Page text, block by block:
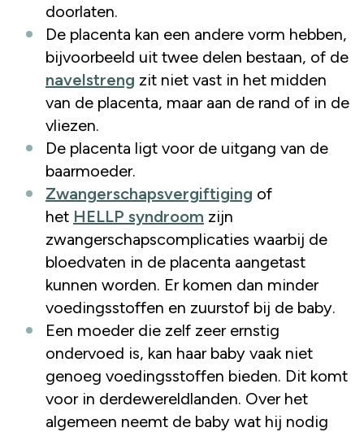
doorlaten.
De placenta kan een andere vorm hebben,
bijvoorbeeld uit twee delen bestaan, of de
navelstreng zit niet vast in het midden
van de placenta, maar aan de rand of in de
vliezen.
De placenta ligt voor de uitgang van de
baarmoeder.
Zwangerschapsvergiftiging of
het HELLP syndroom zijn
zwangerschapscomplicaties waarbij de
bloedvaten in de placenta aangetast
kunnen worden. Er komen dan minder
voedingsstoffen en zuurstof bij de baby.
Een moeder die zelf zeer ernstig
ondervoed is, kan haar baby vaak niet
genoeg voedingsstoffen bieden. Dit komt
voor in derdewereldlanden. Over het
algemeen neemt de baby wat hij nodig